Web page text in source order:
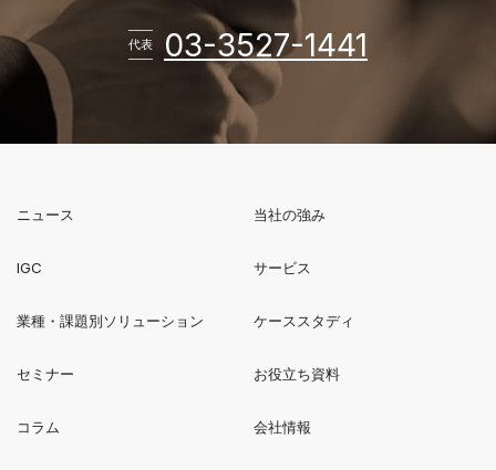
代表 03-3527-1441
ニュース 当社の強み
IGC サービス
業種・課題別ソリューション ケーススタディ
セミナー お役立ち資料
コラム 会社情報